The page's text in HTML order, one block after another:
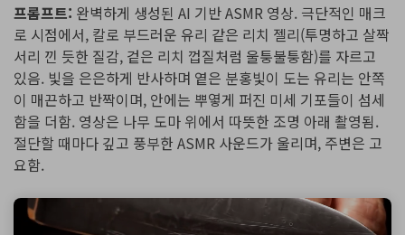
프롬프트: 완벽하게 생성된 AI 기반 ASMR 영상. 극단적인 매크
로 시점에서, 칼로 부드러운 유리 같은 리치 젤리(투명하고 살짝
서리 낀 듯한 질감, 겉은 리치 껍질처럼 울퉁불퉁함)를 자르고
있음. 빛을 은은하게 반사하며 옅은 분홍빛이 도는 유리는 안쪽
이 매끈하고 반짝이며, 안에는 뿌옇게 퍼진 미세 기포들이 섬세
함을 더함. 영상은 나무 도마 위에서 따뜻한 조명 아래 촬영됨.
절단할 때마다 깊고 풍부한 ASMR 사운드가 울리며, 주변은 고
요함.